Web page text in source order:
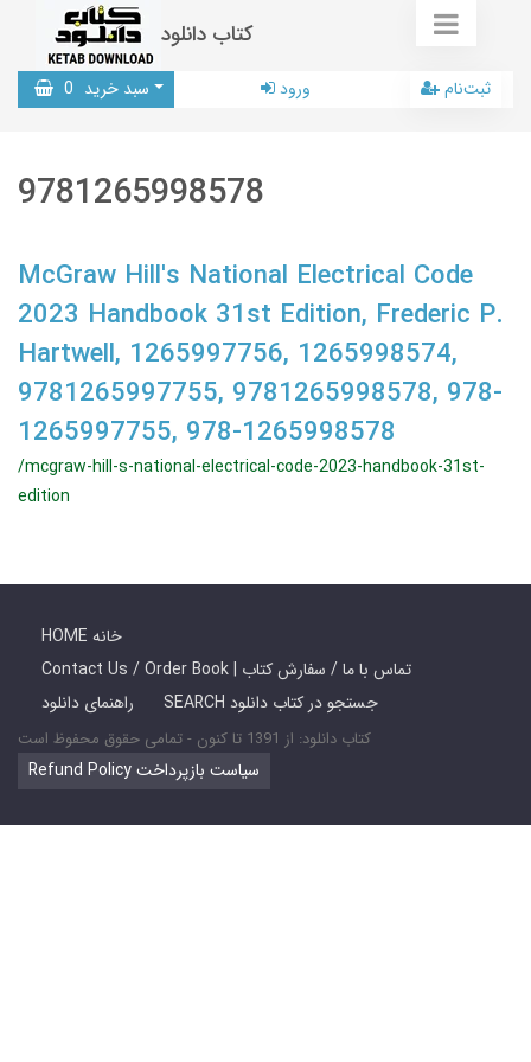
کتاب دانلود
سبد خرید 0 ورود ثبت‌نام
9781265998578
McGraw Hill's National Electrical Code
2023 Handbook 31st Edition, Frederic P.
Hartwell, 1265997756, 1265998574,
9781265997755, 9781265998578, 978-
1265997755, 978-1265998578
/mcgraw-hill-s-national-electrical-code-2023-handbook-31st-
edition
HOME خانه
Contact Us / Order Book | تماس با ما / سفارش کتاب
راهنمای دانلود
SEARCH جستجو در کتاب دانلود
کتاب دانلود: از 1391 تا کنون - تمامی حقوق محفوظ است
Refund Policy سیاست بازپرداخت